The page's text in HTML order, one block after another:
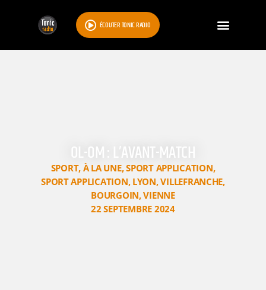
ÉCOUTER TONIC RADIO
OL-OM : L’AVANT-MATCH
SPORT, À LA UNE,SPORT APPLICATION,
SPORT APPLICATION, LYON,VILLEFRANCHE,
BOURGOIN,VIENNE
22 SEPTEMBRE 2024